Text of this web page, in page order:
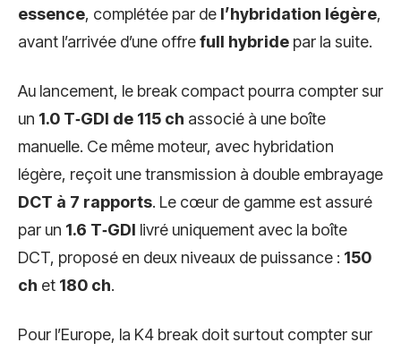
essence, complétée par de l’hybridation légère,
avant l’arrivée d’une offrefull hybride par la suite.
Au lancement, le break compact pourra compter sur
un 1.0 T‑GDI de 115 ch associé à une boîte
manuelle. Ce même moteur, avec hybridation
légère, reçoit une transmission à double embrayage
DCT à 7 rapports. Le cœur de gamme est assuré
par un 1.6 T‑GDI livré uniquement avec la boîte
DCT, proposé en deux niveaux de puissance : 150
ch et 180 ch.
Pour l’Europe, la K4 break doit surtout compter sur